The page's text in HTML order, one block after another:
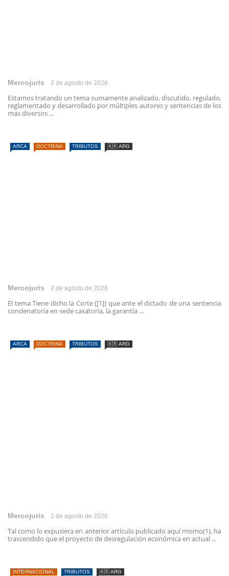
Mercojuris 2 de agosto de 2026
Estamos tratando un tema sumamente analizado, discutido, regulado,
reglamentado y desarrollado por múltiples autores y sentencias de los
mas diversos ...
ARCA DOCTRINA TRIBUTOS 🇦🇷 ARG
Mercojuris 2 de agosto de 2026
El tema Tiene dicho la Corte ([1]) que ante el dictado de una sentencia
condenatoria en sede casatoria, la garantía ...
ARCA DOCTRINA TRIBUTOS 🇦🇷 ARG
Mercojuris 2 de agosto de 2026
Tal como lo expusiera en anterior artículo publicado aquí mismo(1), ha
trascendido que el proyecto de desregulación económica en actual ...
INTERNACIONAL TRIBUTOS 🇦🇷 ARG